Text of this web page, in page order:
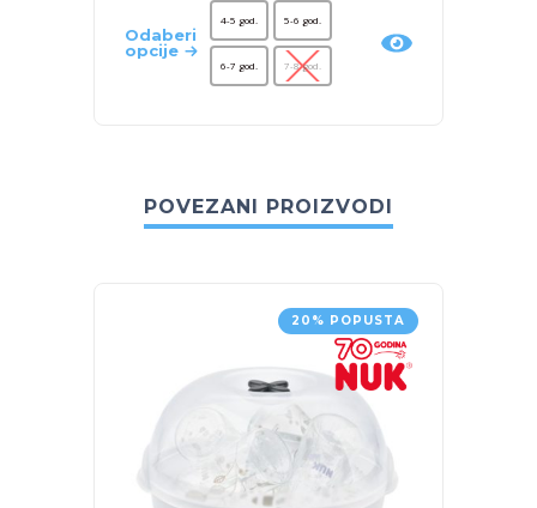
Odaberi
opcije
4-5 god. 5-6 god.
6-7 god. 7-8 god.
POVEZANI PROIZVODI
20% POPUSTA